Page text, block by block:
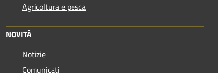
Agricoltura e pesca
NOVITÀ
Notizie
Comunicati